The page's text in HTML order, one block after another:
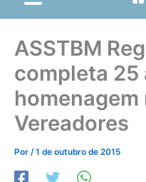
ASSTBM
completa 25
homenagem
Vereadores
Por /1 de outubro de 2015